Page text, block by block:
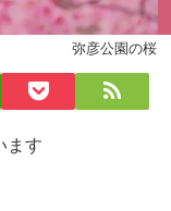
弥彦公園の桜
ます